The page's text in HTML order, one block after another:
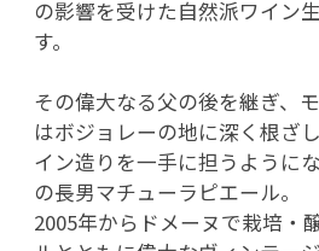
の影響を受けた自然派ワイン
す。
その偉大なる父の後を継ぎ、
はボジョレーの地に深く根ざ
イン造りを一手に担うように
の長男マチューラピエール。
2005年からドメーヌで栽培・